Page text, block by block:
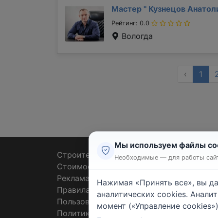
Мастер " Кузнецов
Рейтинг: 0.0
Вологда
‹ 1
Строительные тендеры
Стоимость работ
Реклама
Правила
Пользовательское соглашение
Политика конфиденциальности
Мы используем файлы
Необходимые — для работы
Нажимая «Принять все», вы
аналитических cookies.
момент («Управление